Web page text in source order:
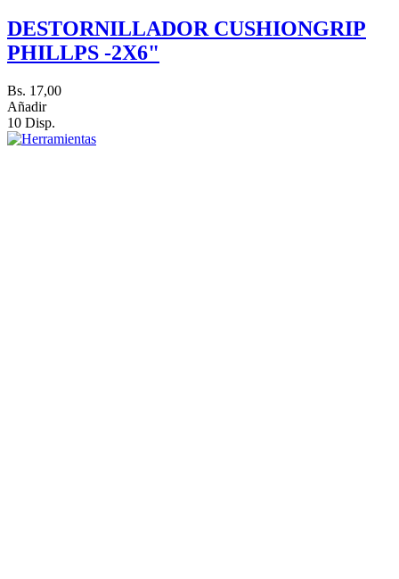
DESTORNILLADOR CUSHIONGRIP
PHILLPS -2X6"
Bs. 17,00
Añadir
10 Disp.